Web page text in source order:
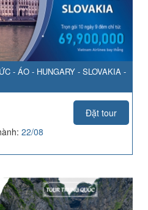
- ÁO - HUNGARY - SLOVAKIA -
Đặt tour
22/08